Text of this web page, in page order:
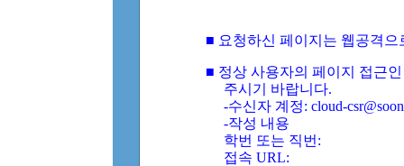
■ 요청하신 페이지는 웹공격
■ 정상 사용자의 페이지 접근
주시기 바랍니다.
-수신자 계정: cloud-
-작성 내용
학번 또는 직번:
접속 URL: